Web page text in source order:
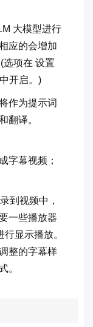
大模型进行
应的会增加
选项在 设置
开启。)
作为提示词
翻译。
字幕视频；
到视频中，
一些播放器
显示播放。
整的字幕样
。